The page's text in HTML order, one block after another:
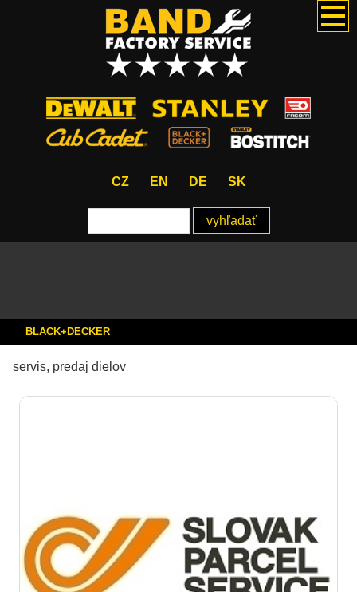
CZ EN DE SK
BLACK+DECKER
servis, predaj dielov